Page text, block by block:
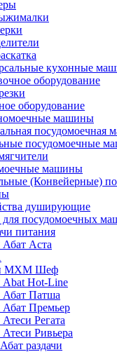
кухонные
оборудование
оборудование
машины
посудомоечная
посудомоечные
машины
(Конвейерные)
душирующие
посудомоечных
питания
Аста
МХМ Шеф
Hot-Line
Патша
Премьер
Регата
Ривьера
раздачи